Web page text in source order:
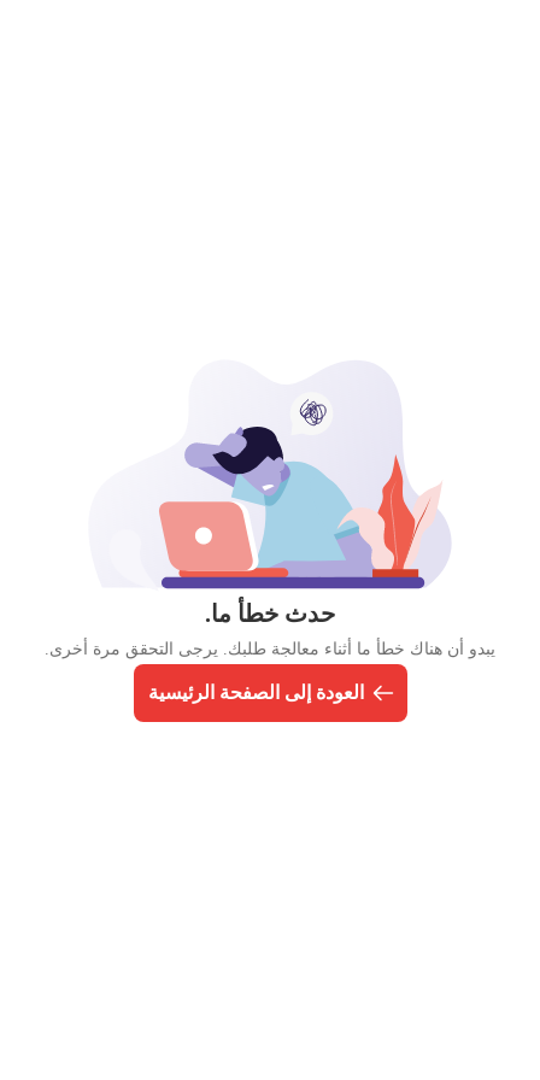
حدث خطأ ما.
يبدو أن هناك خطأ ما أثناء معالجة طلبك. يرجى التحقق مرة أخرى.
العودة إلى الصفحة الرئيسية